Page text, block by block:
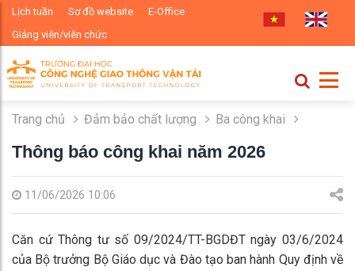
Lịch tuần Sơ đồ website
E-Office
Giảng viên/viên chức
Trang chủ Đảm bảo chất lượng Ba công khai
Thông báo công khai năm 2026
11/06/2026 10:06
Căn cứ Thông tư số 09/2024/TT-BGDĐT ngày 03/6/2024
của Bộ trưởng Bộ Giáo dục và Đào tạo ban hành Quy định về